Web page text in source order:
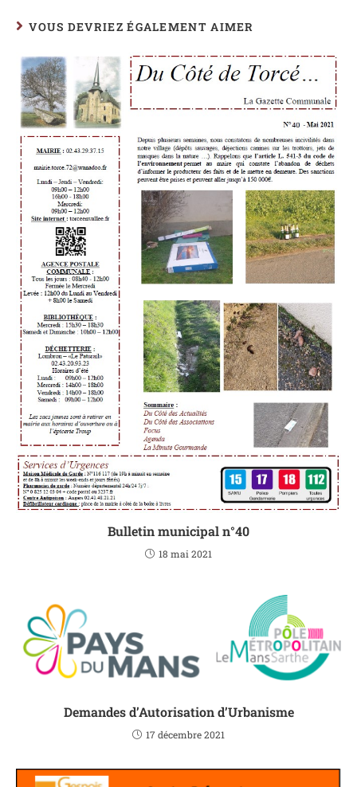
VOUS DEVRIEZ ÉGALEMENT AIMER
Bulletin municipal n°40
18 mai 2021
Demandes d’Autorisation d’Urbanisme
17 décembre 2021